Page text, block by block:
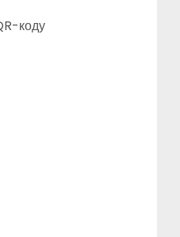
коду